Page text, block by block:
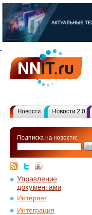
Новости Новости 2.0
Подписка на новости:
Управление
документами
Интернет
Интеграция